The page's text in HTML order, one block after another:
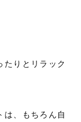
りとリラック
、もちろん自